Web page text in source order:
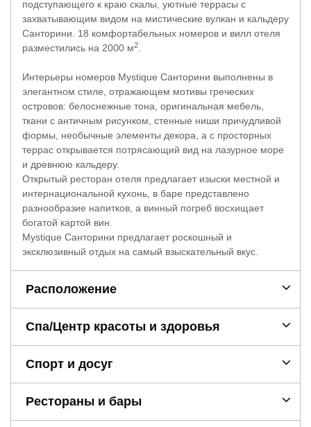
подступающего к краю скалы, уютные террасы с
захватывающим видом на мистические вулкан и кальдеру
Санторини. 18 комфортабельных номеров и вилл отеля
разместились на 2000 м2
Интерьеры номеров Mystique Санторини выполнены в
элегантном стиле, отражающем мотивы греческих
островов: белоснежные тона, оригинальная мебель,
ткани с античным рисунком, стенные ниши причудливой
формы, необычные элементы декора, а с просторных
террас открывается потрясающий вид на лазурное море
и древнюю кальдеру.
Открытый ресторан отеля предлагает изыски местной и
интернациональной кухонь, в баре представлено
разнообразие напитков, а винный погреб восхищает
богатой картой вин.
Mystique Санторини предлагает роскошный и
эксклюзивный отдых на самый взыскательный вкус.
Расположение
Спа/Центр красоты и здоровья
Спорт и досуг
Рестораны и бары